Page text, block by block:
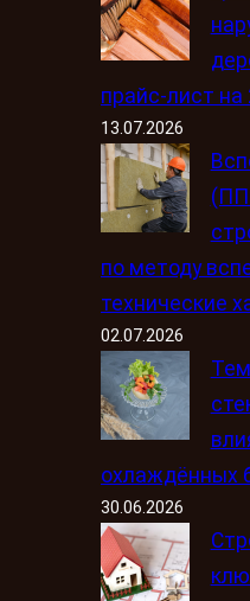
прайс-лист на
13.07.2026
по методу
технические
02.07.2026
охлаждённых
30.06.2026